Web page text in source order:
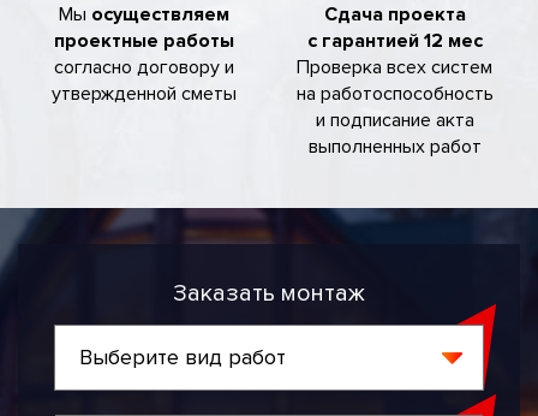
Мы осуществляем
проектные работы
согласно договору и
утвержденной сметы
Сдача проекта
с гарантией 12 мес
Проверка всех систем
на работоспособность
и подписание акта
выполненных работ
Заказать монтаж